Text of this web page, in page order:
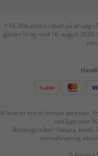
* Få 20% ekstra rabatt på all salg
gjelder til og med 16. august
Vi leverer kun til norske adresser.
ved kjøp over
Betalingsmåter: faktura,
normallevering,